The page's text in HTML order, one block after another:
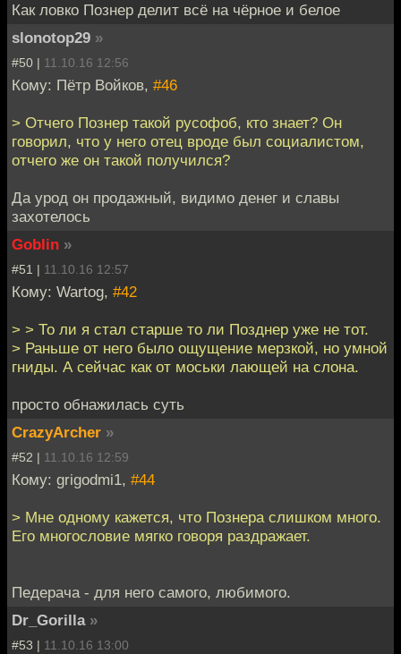
Как ловко Познер делит всё на чёрное и белое
slonotop29 »
#50 | 11.10.16 12:56
Кому: Пётр Войков, #46
> Отчего Познер такой русофоб, кто знает? Он
говорил, что у него отец вроде был социалистом,
отчего же он такой получился?
Да урод он продажный, видимо денег и славы
захотелось
Goblin »
#51 | 11.10.16 12:57
Кому: Wartog, #42
> > То ли я стал старше то ли Позднер уже не тот.
> Раньше от него было ощущение мерзкой, но умной
гниды. А сейчас как от моськи лающей на слона.
просто обнажилась суть
CrazyArcher »
#52 | 11.10.16 12:59
Кому: grigodmi1, #44
> Мне одному кажется, что Познера слишком много.
Его многословие мягко говоря раздражает.
Педерача - для него самого, любимого.
Dr_Gorilla »
#53 | 11.10.16 13:00